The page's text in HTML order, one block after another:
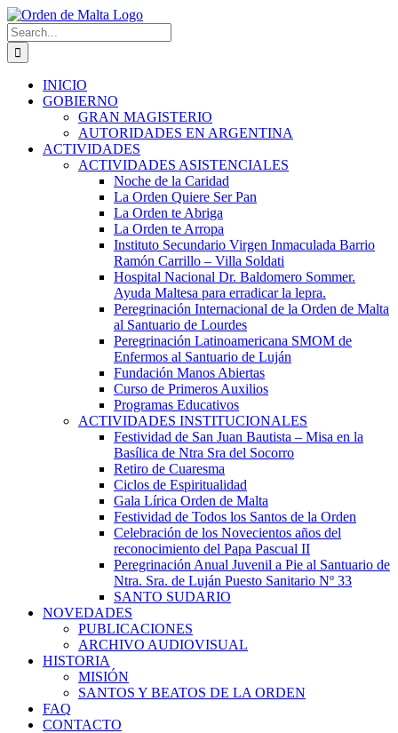
Skip
to
content
Search
for:
INICIO
GOBIERNO
GRAN MAGISTERIO
AUTORIDADES EN ARGENTINA
ACTIVIDADES
ACTIVIDADES ASISTENCIALES
Noche de la Caridad
La Orden Quiere Ser Pan
La Orden te Abriga
La Orden te Arropa
Instituto Secundario Virgen Inmaculada Barrio
Ramón Carrillo – Villa Soldati
Hospital Nacional Dr. Baldomero Sommer.
Ayuda Maltesa para erradicar la lepra.
Peregrinación Internacional de la Orden de Malta
al Santuario de Lourdes
Peregrinación Latinoamericana SMOM de
Enfermos al Santuario de Luján
Fundación Manos Abiertas
Curso de Primeros Auxilios
Programas Educativos
ACTIVIDADES INSTITUCIONALES
Festividad de San Juan Bautista – Misa en la
Basílica de Ntra Sra del Socorro
Retiro de Cuaresma
Ciclos de Espiritualidad
Gala Lírica Orden de Malta
Festividad de Todos los Santos de la Orden
Celebración de los Novecientos años del
reconocimiento del Papa Pascual II
Peregrinación Anual Juvenil a Pie al Santuario de
Ntra. Sra. de Luján Puesto Sanitario Nº 33
SANTO SUDARIO
NOVEDADES
PUBLICACIONES
ARCHIVO AUDIOVISUAL
HISTORIA
MISIÓN
SANTOS Y BEATOS DE LA ORDEN
FAQ
CONTACTO